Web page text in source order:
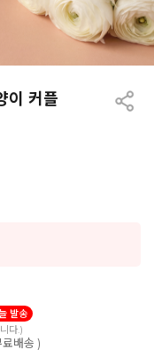
이 커플
발송
다.)
배송 )